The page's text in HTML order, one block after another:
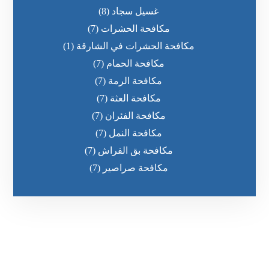
غسيل سجاد (8)
مكافحة الحشرات (7)
مكافحة الحشرات في الشارقة (1)
مكافحة الحمام (7)
مكافحة الرمة (7)
مكافحة العثة (7)
مكافحة الفئران (7)
مكافحة النمل (7)
مكافحة بق الفراش (7)
مكافحة صراصير (7)